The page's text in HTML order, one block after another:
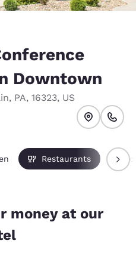
Downtown
, PA, 16323, US
Restaurants
money at our